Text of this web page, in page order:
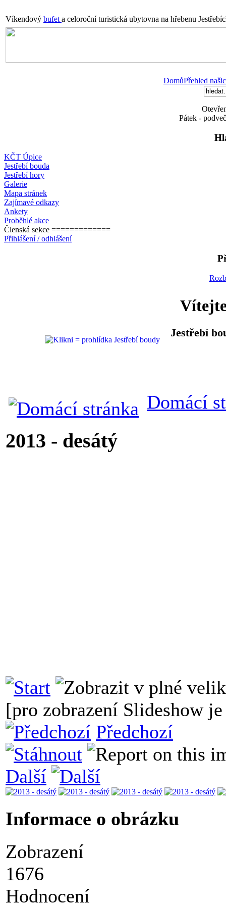
Víkendový bufet a celoroční turistická ubytovna na hřebenu
DomůPřehled
Pátek -
KČT Úpice
Jestřebí bouda
Jestřebí hory
Galerie
Mapa stránek
Zajímavé odkazy
Ankety
Proběhlé akce
Členská sekce =============
Přihlášení / odhlášení
Jestřebí
Domácí
2013 - desátý
[pro zobrazení Slideshow
Předchozí
Další
Informace o obrázku
Zobrazení
1676
Hodnocení